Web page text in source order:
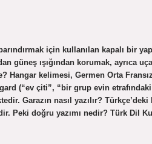
için kullanılan kapalı bir
güneş ışığından korumak, ayrıca
Hangar kelimesi, Germen Orta
(“ev çiti”, “bir grup evin
Garazın nasıl yazılır? Türkçe’deki
Peki doğru yazımı nedir? Türk Dil